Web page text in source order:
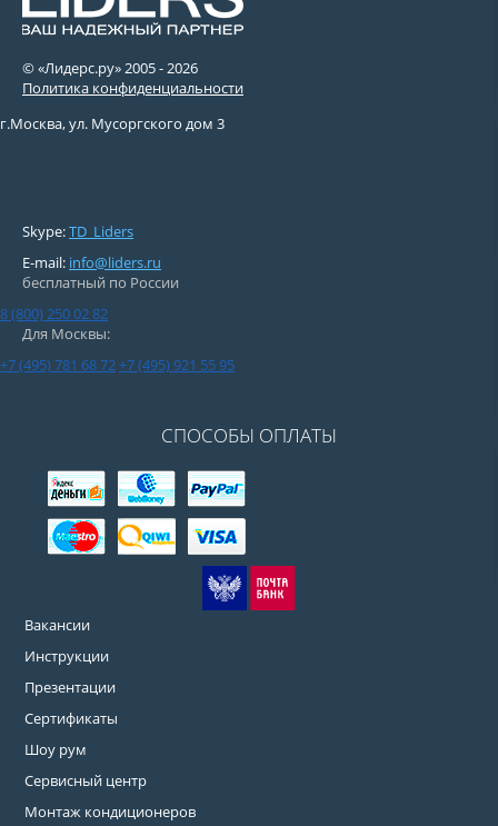
© «Лидерс.ру» 2005 -2026
Политика конфиденциальности
г.Москва, ул. Мусоргского дом 3
Skype:TD_Liders
E-mail: info@liders.ru
бесплатный по России
8 (800) 250 02 82
Для Москвы:
+7 (495) 781 68 72+7 (495) 921 55 95
СПОСОБЫ ОПЛАТЫ
Вакансии
Инструкции
Презентации
Сертификаты
Шоу рум
Сервисный центр
Монтаж кондиционеров